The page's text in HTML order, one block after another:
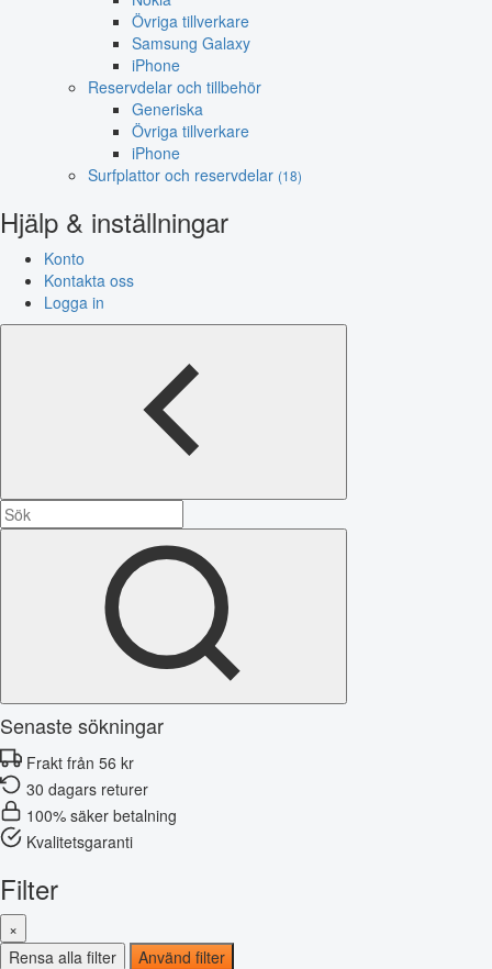
Övriga tillverkare
Samsung Galaxy
iPhone
Reservdelar och tillbehör
Generiska
Övriga tillverkare
iPhone
Surfplattor och reservdelar (18)
Hjälp & inställningar
Konto
Kontakta oss
Logga in
Senaste sökningar
Frakt från 56 kr
30 dagars returer
100% säker betalning
Kvalitetsgaranti
Filter
×
Rensa alla filter
Använd filter